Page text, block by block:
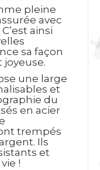
pleine
avec
ainsi
sa façon
joyeuse.
une large
et
du
en acier
trempés
Ils
et
!